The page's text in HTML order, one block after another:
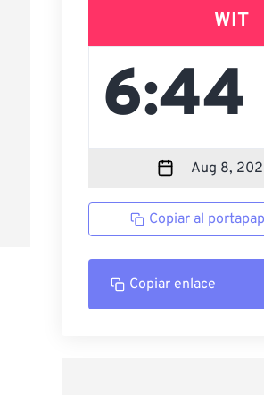
WIT
Copiar al
Copiar enlace